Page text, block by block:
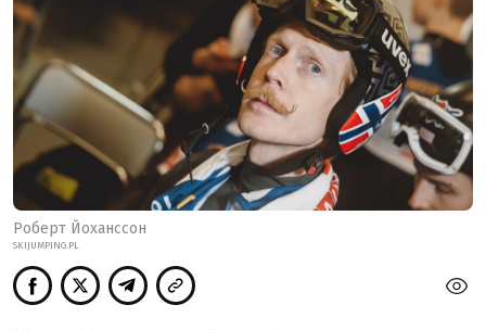
Роберт Йоханссон
SKIJUMPING.PL